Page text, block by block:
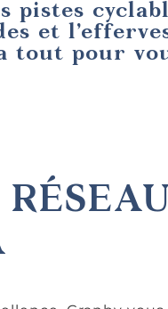
pistes
et
tout pour